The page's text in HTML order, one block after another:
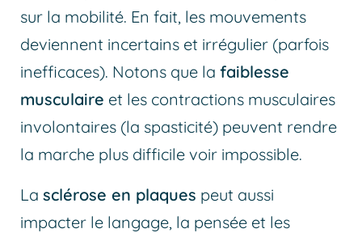
sur la mobilité. En fait, les mouvements
deviennent incertains et irrégulier (parfois
inefficaces). Notons que la faiblesse
musculaire et les contractions musculaires
involontaires (la spasticité) peuvent rendre
la marche plus difficile voir impossible.
La sclérose en plaques peut aussi
impacter le langage, la pensée et les